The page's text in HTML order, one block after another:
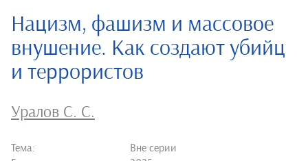
Нацизм, фашизм и массовое
внушение. Как создают убийц
и террористов
Уралов С. С.
Тема:
Вне серии